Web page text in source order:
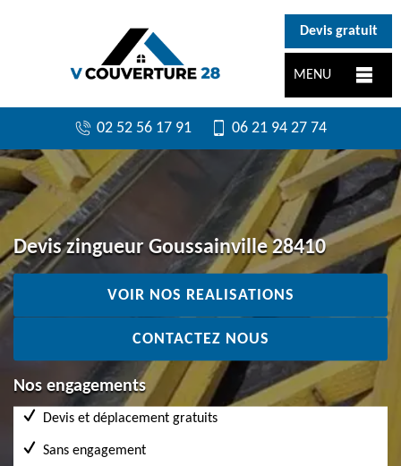
Devis gratuit
MENU
02 52 56 17 91 06 21 94 27 74
Devis zingueur Goussainville 28410
VOIR NOS REALISATIONS
CONTACTEZ NOUS
Nos engagements
Devis et déplacement gratuits
Sans engagement